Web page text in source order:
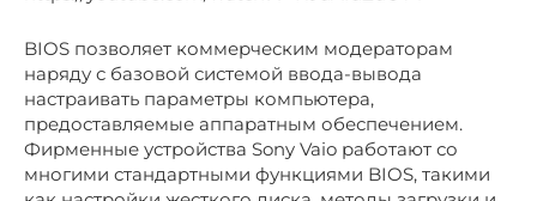
BIOS позволяет коммерческим модераторам
наряду с базовой системой ввода-вывода
настраивать параметры компьютера,
предоставляемые аппаратным обеспечением.
Фирменные устройства Sony Vaio работают со
многими стандартными функциями BIOS, такими